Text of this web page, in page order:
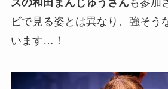
ズの和田まんじゅうさんも参加
ビで見る姿とは異なり、強そう
います…！